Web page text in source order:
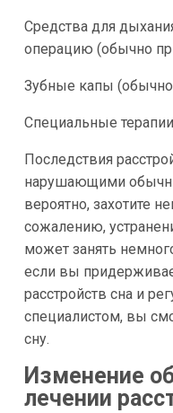
Средства для
операцию (обычно
Зубные капы
Специальные
Последствия
нарушающими
вероятно, захотите
сожалению,
может занять
если вы
расстройств сна и
специалистом, вы
сну.
Изменение
лечении